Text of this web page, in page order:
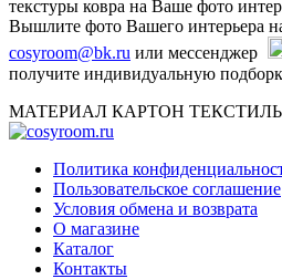
текстуры ковра на Ваше фото
Вышлите фото Вашего интерьера
cosyroom@bk.ru или мессенджер
получите индивидуальную
МАТЕРИАЛ КАРТОН ТЕКСТИЛЬ
Политика
Пользовательское соглашение
Условия обмена и возврата
О магазине
Каталог
Контакты